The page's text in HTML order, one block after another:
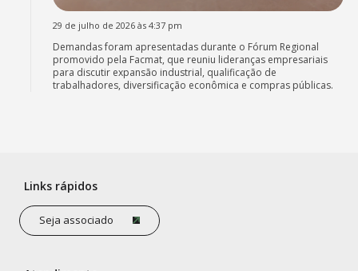
29 de julho de 2026 às 4:37 pm
Demandas foram apresentadas durante o Fórum Regional
promovido pela Facmat, que reuniu lideranças empresariais
para discutir expansão industrial, qualificação de
trabalhadores, diversificação econômica e compras públicas.
Links rápidos
Seja associado